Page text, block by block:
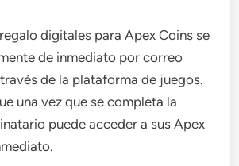
digitales para Apex Coins se
de inmediato por correo
de la plataforma de juegos.
una vez que se completa la
puede acceder a sus Apex